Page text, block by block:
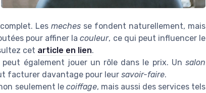
complet. Les meches se fondent naturellement, mais
pour affiner lacouleur, ce qui peut influencer le
cet article en lien.
peut également jouer un rôle dans le prix. Un salon
facturer davantage pour leur savoir-faire.
seulement le coiffage, mais aussi des services tels